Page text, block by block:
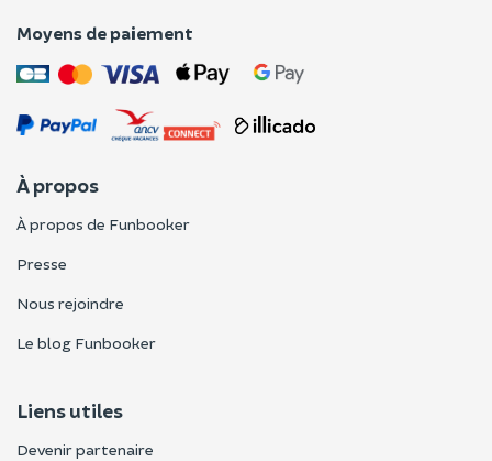
Moyens de paiement
À propos
À propos de Funbooker
Presse
Nous rejoindre
Le blog Funbooker
Liens utiles
Devenir partenaire